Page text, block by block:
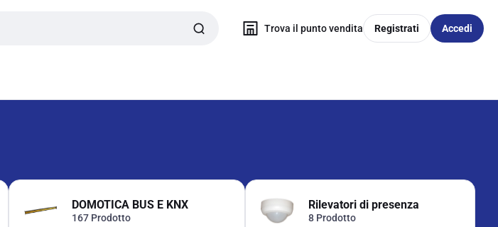
Trova il punto vendita Registrati Accedi
DOMOTICA BUS E KNX
167 Prodotto
Rilevatori di presenza
8 Prodotto